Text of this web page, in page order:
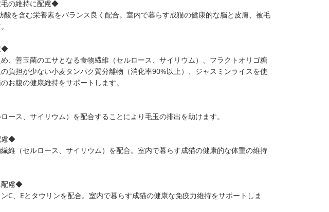
の維持に配慮◆
酸を含む栄養素をバランス良く配合。室内で暮らす成猫の健康的な脳と皮膚、被毛
◆
、善玉菌のエサとなる食物繊維（セルロース、サイリウム）、フラクトオリゴ糖
負担が少ない小麦タンパク質分離物（消化率90%以上）、ジャスミンライスを使
お腹の健康維持をサポートします。
ース、サイリウム）を配合することにより毛玉の排出を助けます。
慮◆
維（セルロース、サイリウム）を配合。室内で暮らす成猫の健康的な体重の維持
配慮◆
C、Eとタウリンを配合。室内で暮らす成猫の健康な免疫力維持をサポートしま